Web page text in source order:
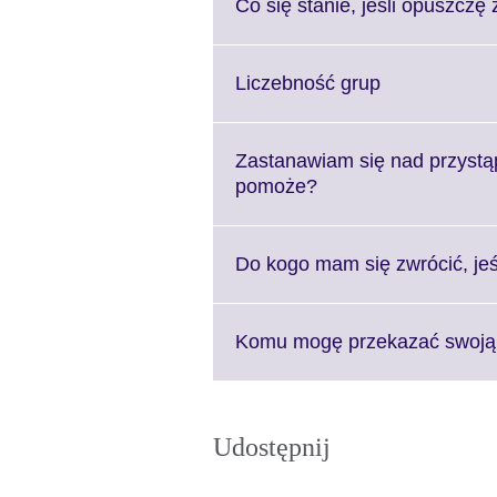
Co się stanie, jeśli opuszczę
Liczebność grupClick
More
Zastanawiam się nad
pomoże?Click
More
Do kogo mam się zwrócić,
Komu mogę przekazać
Udostępnij